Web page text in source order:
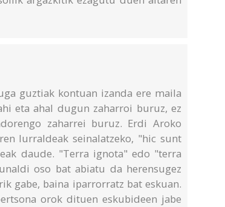
guztiak kontuan izanda ere maila
eta ahal dugun zaharroi buruz, ez
zaharrei buruz. Erdi Aroko
lurraldeak seinalatzeko, "hic sunt
daude. "Terra ignota" edo "terra
oso bat abiatu da herensugez
gabe, baina iparrorratz bat eskuan.
orok dituen eskubideen jabe